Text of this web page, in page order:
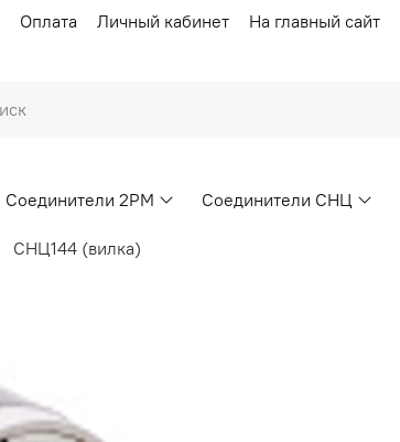
Оплата Личный кабинет На главный сайт
Соединители 2РМ Соединители СНЦ
СНЦ144 (вилка)